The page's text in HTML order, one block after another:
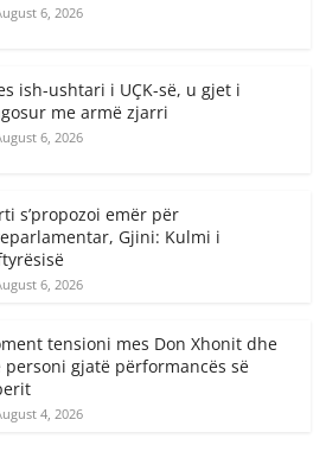
6, 2026
ish-ushtari i UÇK-së, u gjet i
me armë zjarri
6, 2026
s’propozoi emër për
Gjini: Kulmi i
6, 2026
tensioni mes Don Xhonit dhe
personi gjatë përformancës së
4, 2026